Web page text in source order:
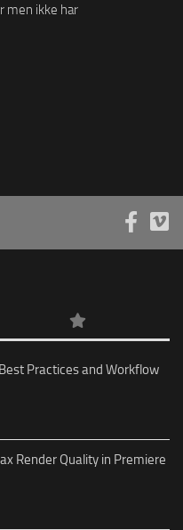
men ikke har
Practices and Workflow
Render Quality in Premiere